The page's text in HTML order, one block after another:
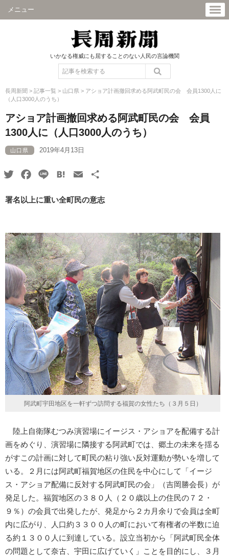
メニュー
いかなる権威にも屈することのない人民の言論機関
長周新聞 > 記事一覧 > 山口県 > アショア計画撤回求める阿武町民の会 会員1300人に
（人口3000人のうち）
アショア計画撤回求める阿武町民の会 会員
1300人に（人口3000人のうち）
山口県 2019年4月13日
TwitterFacebook
Line HatenaEmail
署名以上に重い全町民の意志
阿武町宇田地区を一軒ずつ訪問する福賀の女性たち（３月５日）
陸上自衛隊むつみ演習場にイージス・アショアを配備する計
画をめぐり、演習場に隣接する阿武町では、郷土の未来を揺る
がすこの計画に対して町民の粘り強い反対運動が勢いを増して
いる。２月には阿武町福賀地区の住民を中心にして「イージ
ス・アショア配備に反対する阿武町民の会」（吉岡勝会長）が
発足した。福賀地区の３８０人（２０歳以上の住民の７２・
９％）の会員で出発したが、発足から２カ月余りで会員は全町
内に広がり、人口約３３００人の町において有権者の半数に迫
る約１３００人に到達している。設立当初から「阿武町民全体
の問題として奈古、宇田に広げていく」ことを目的にし、３月